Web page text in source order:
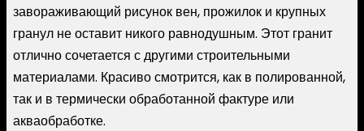
завораживающий рисунок вен, прожилок и крупных
гранул не оставит никого равнодушным. Этот гранит
отлично сочетается с другими строительными
материалами. Красиво смотрится, как в полированной,
так и в термически обработанной фактуре или
акваобработке.